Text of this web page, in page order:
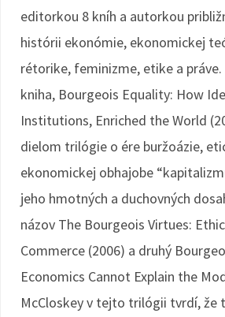
editorkou 8 kníh a autorkou
histórii ekonómie, ekonomickej
rétorike, feminizme, etike a práve.
kniha, Bourgeois Equality: How
Institutions, Enriched the World
dielom trilógie o ére buržoázie,
ekonomickej obhajobe
jeho hmotných a duchovných
názov The Bourgeois Virtues:
Commerce (2006) a druhý
Economics Cannot Explain the
McCloskey v tejto trilógii tvrdí, že